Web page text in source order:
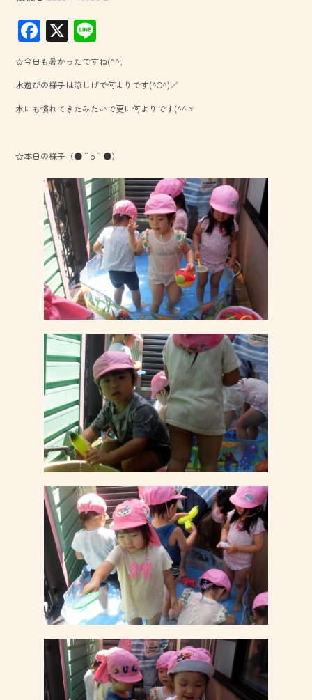
F
ac
e
b
o
X
ne
☆今日も暑かったですね(^^;
水遊びの様子は涼しげで何よりです(^O^)／
水にも慣れてきたみたいで更に何よりです(^^ゞ
☆本日の様子（●＾o＾●）